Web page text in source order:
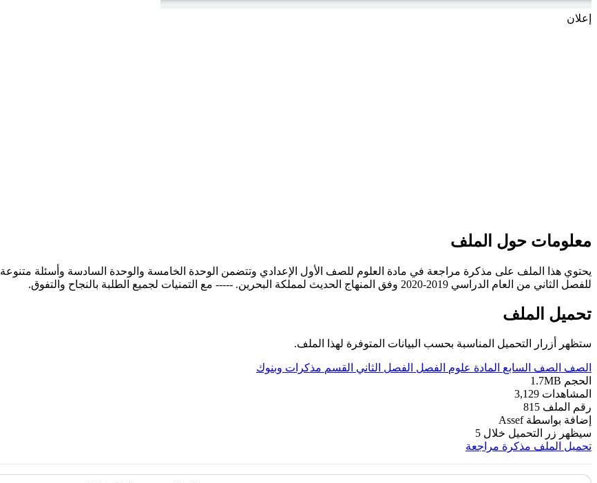
إعلان
معلومات حول الملف
يحتوي هذا الملف على مذكرة مراجعة في مادة العلوم للصف الأول الإعدادي وتتضمن الوحدة الخامسة والوحدة السادسة وأسئلة متنوعة
للفصل الثاني من العام الدراسي 2019-2020 وفق المنهاج الحديث لمملكة البحرين. ----- مع التمنيات لجميع الطلبة بالنجاح والتفوق.
تحميل الملف
ستظهر أزرار التحميل المناسبة بحسب البيانات المتوفرة لهذا الملف.
الصف الصف السابع المادة علوم الفصل الفصل الثاني القسم مذكرات وبنوك
الحجم 1.7MB
المشاهدات 3,129
رقم الملف 815
إضافة بواسطة Assef
سيظهر زر التحميل خلال 5
تحميل الملف مذكرة مراجعة